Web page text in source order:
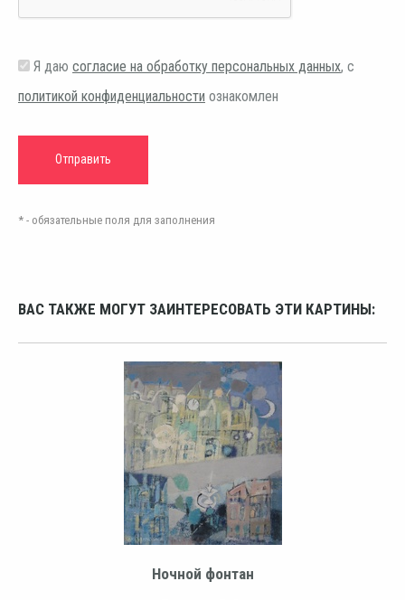
Я даю согласие на обработку персональных данных, с
политикой конфиденциальности ознакомлен
* - обязательные поля для заполнения
ВАС ТАКЖЕ МОГУТ ЗАИНТЕРЕСОВАТЬ ЭТИ КАРТИНЫ:
Ночной фонтан